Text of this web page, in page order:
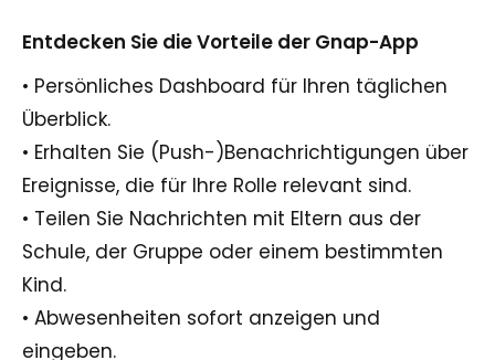
Entdecken Sie die Vorteile der Gnap-App
• Persönliches Dashboard für Ihren täglichen
Überblick.
• Erhalten Sie (Push-)Benachrichtigungen über
Ereignisse, die für Ihre Rolle relevant sind.
• Teilen Sie Nachrichten mit Eltern aus der
Schule, der Gruppe oder einem bestimmten
Kind.
• Abwesenheiten sofort anzeigen und
eingeben.